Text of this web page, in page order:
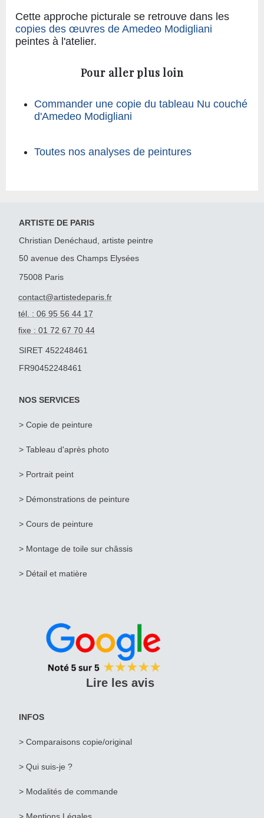
Cette approche picturale se retrouve dans les
copies des œuvres de Amedeo Modigliani
peintes à l'atelier.
Pour aller plus loin
Commander une copie du tableau Nu couché
d'Amedeo Modigliani
Toutes nos analyses de peintures
ARTISTE DE PARIS
Christian Denéchaud, artiste peintre
50 avenue des Champs Elysées
75008 Paris
contact@artistedeparis.fr
tél. : 06 95 56 44 17
fixe : 01 72 67 70 44
SIRET 452248461
FR90452248461
NOS SERVICES
> Copie de peinture
> Tableau d'après photo
> Portrait peint
> Démonstrations de peinture
> Cours de peinture
> Montage de toile sur châssis
> Détail et matière
Lire les avis
INFOS
> Comparaisons copie/original
> Qui suis-je ?
> Modalités de commande